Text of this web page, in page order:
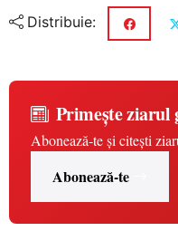
Distribuie:
Primește ziarul
Abonează-te și citești
Abonează-te